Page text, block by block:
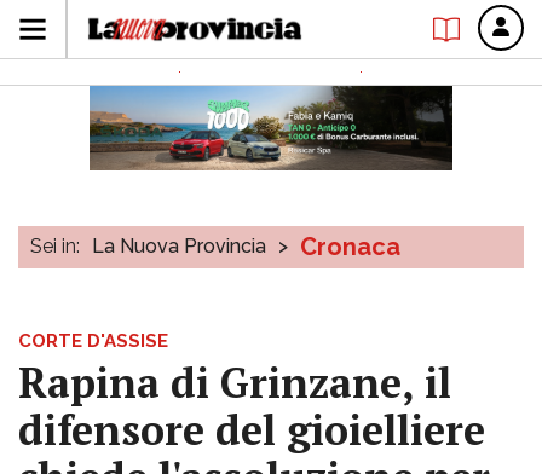
Sei in: La Nuova Provincia > Cronaca
CORTE D'ASSISE
Rapina di Grinzane, il
difensore del gioielliere